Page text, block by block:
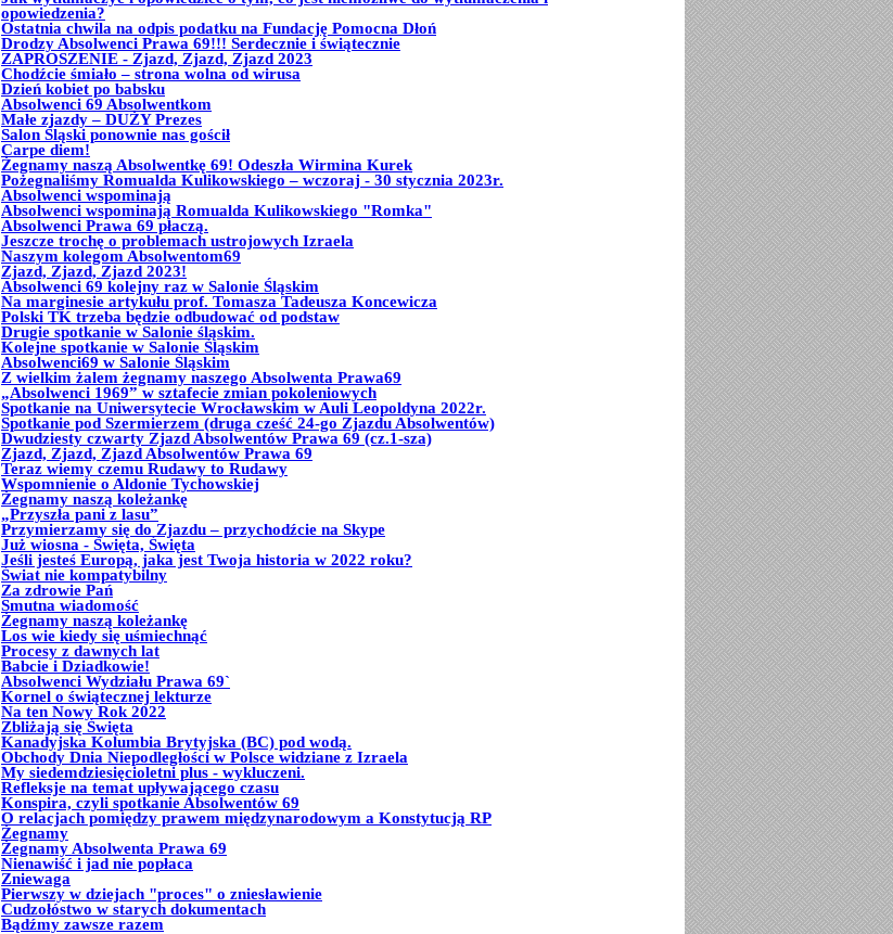
opowiedzenia?
Ostatnia chwila na odpis podatku na Fundację Pomocna Dłoń
Drodzy Absolwenci Prawa 69!!! Serdecznie i świątecznie
ZAPROSZENIE - Zjazd, Zjazd, Zjazd 2023
Chodźcie śmiało – strona wolna od wirusa
Dzień kobiet po babsku
Absolwenci 69 Absolwentkom
Małe zjazdy – DUŻY Prezes
Salon Śląski ponownie nas gościł
Carpe diem!
Żegnamy naszą Absolwentkę 69! Odeszła Wirmina Kurek
Pożegnaliśmy Romualda Kulikowskiego – wczoraj - 30 stycznia 2023r.
Absolwenci wspominają
Absolwenci wspominają Romualda Kulikowskiego "Romka"
Absolwenci Prawa 69 płaczą.
Jeszcze trochę o problemach ustrojowych Izraela
Naszym kolegom Absolwentom69
Zjazd, Zjazd, Zjazd 2023!
Absolwenci 69 kolejny raz w Salonie Śląskim
Na marginesie artykułu prof. Tomasza Tadeusza Koncewicza
Polski TK trzeba będzie odbudować od podstaw
Drugie spotkanie w Salonie śląskim.
Kolejne spotkanie w Salonie Śląskim
Absolwenci69 w Salonie Śląskim
Z wielkim żalem żegnamy naszego Absolwenta Prawa69
„Absolwenci 1969” w sztafecie zmian pokoleniowych
Spotkanie na Uniwersytecie Wrocławskim w Auli Leopoldyna 2022r.
Spotkanie pod Szermierzem (druga cześć 24-go Zjazdu Absolwentów)
Dwudziesty czwarty Zjazd Absolwentów Prawa 69 (cz.1-sza)
Zjazd, Zjazd, Zjazd Absolwentów Prawa 69
Teraz wiemy czemu Rudawy to Rudawy
Wspomnienie o Aldonie Tychowskiej
Żegnamy naszą koleżankę
„Przyszła pani z lasu”
Przymierzamy się do Zjazdu – przychodźcie na Skype
Już wiosna - Święta, Święta
Jeśli jesteś Europą, jaka jest Twoja historia w 2022 roku?
Świat nie kompatybilny
Za zdrowie Pań
Smutna wiadomość
Żegnamy naszą koleżankę
Los wie kiedy się uśmiechnąć
Procesy z dawnych lat
Babcie i Dziadkowie!
Absolwenci Wydziału Prawa 69`
Kornel o świątecznej lekturze
Na ten Nowy Rok 2022
Zbliżają się Święta
Kanadyjska Kolumbia Brytyjska (BC) pod wodą.
Obchody Dnia Niepodległości w Polsce widziane z Izraela
My siedemdziesięcioletni plus - wykluczeni.
Refleksje na temat upływającego czasu
Konspira, czyli spotkanie Absolwentów 69
O relacjach pomiędzy prawem międzynarodowym a Konstytucją RP
Żegnamy
Żegnamy Absolwenta Prawa 69
Nienawiść i jad nie popłaca
Zniewaga
Pierwszy w dziejach "proces" o zniesławienie
Cudzołóstwo w starych dokumentach
Bądźmy zawsze razem